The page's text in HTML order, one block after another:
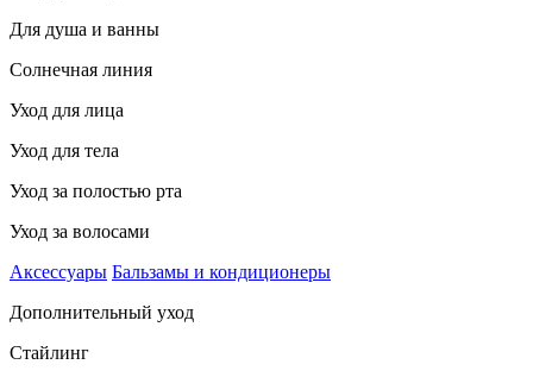
Для душа и ванны
Солнечная линия
Уход для лица
Уход для тела
Уход за полостью рта
Уход за волосами
Аксессуары Бальзамы и кондиционеры
Дополнительный уход
Стайлинг